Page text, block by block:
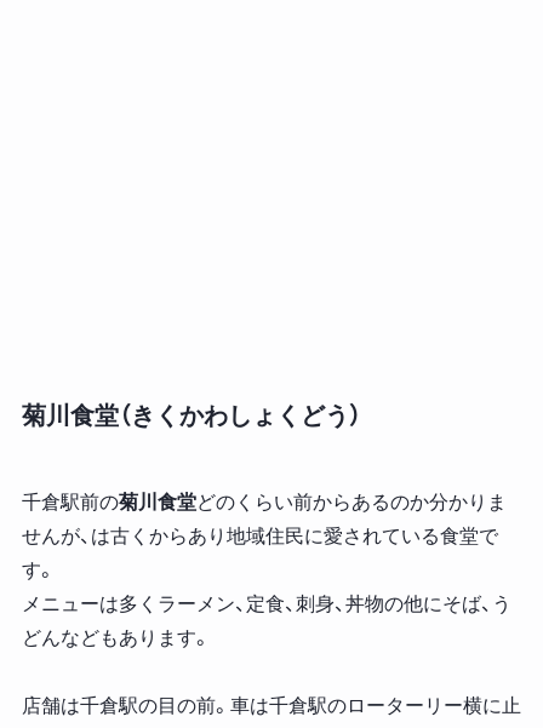
菊川食堂（きくかわしょくどう）
千倉駅前の菊川食堂どのくらい前からあるのか分かりま
せんが、は古くからあり地域住民に愛されている食堂で
す。
メニューは多くラーメン、定食、刺身、丼物の他にそば、う
どんなどもあります。
店舗は千倉駅の目の前。車は千倉駅のローターリー横に止